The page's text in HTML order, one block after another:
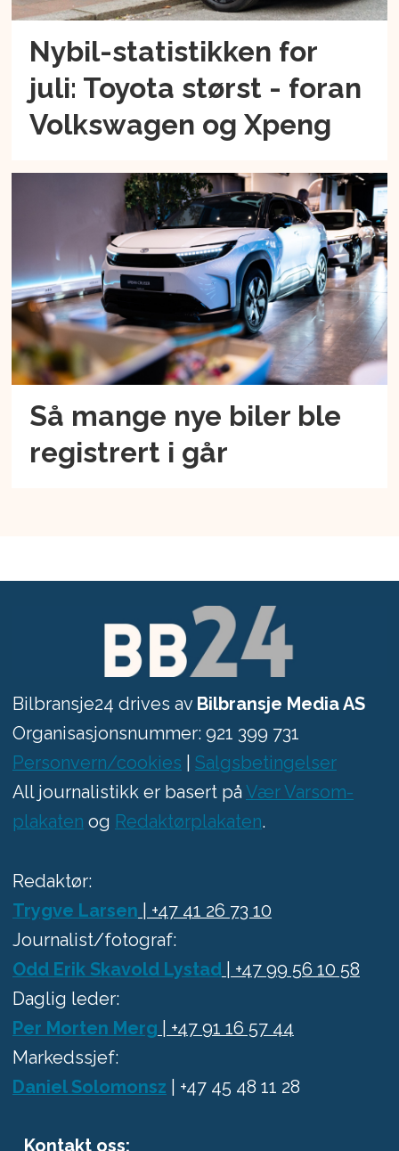
Nybil-statistikken for
juli: Toyota størst - foran
Volkswagen og Xpeng
Så mange nye biler ble
registrert i går
Bilbransje24 drives av Bilbransje Media AS
Organisasjonsnummer: 921 399 731
Personvern/cookies
Salgsbetingelser
All journalistikk er basert på Vær Varsom-
plakaten og Redaktørplakaten.
Redaktør:
Trygve Larsen | +47 41 26 73 10
Journalist/fotograf:
Odd Erik Skavold Lystad| +47 99 56 10 58
Daglig leder:
Per Morten Merg | +47 91 16 57 44
Markedssjef:
Daniel Solomonsz | +47 45 48 11 28
Kontakt oss: